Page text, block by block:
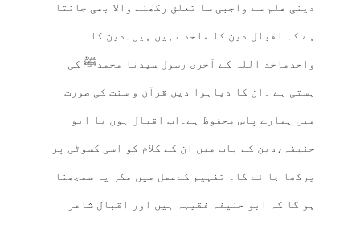
دینی علم سے واجبی سا تعلق رکھنے والا بھی جانتا
ہے کہ اقبال دین کا ماخذ نہیں ہیں۔دین کا
واحدماخذ اللہ کے آخری رسول سیدنا محمدﷺ کی
ہستی ہے ۔ان کا دیاہوا دین قرآن و سنت کی صورت
میں ہمارے پاس محفوظ ہے۔اب اقبال ہوں یا ابو
حنیفہ،دین کے باب میں ان کے کلام کو اسی کسوٹی پر
پرکھا جا ئے گا۔ تفہیم کےعمل میں مگر یہ سمجھنا
ہو گا کہ ابو حنیفہ فقیہہ ہیں اور اقبال شاعر